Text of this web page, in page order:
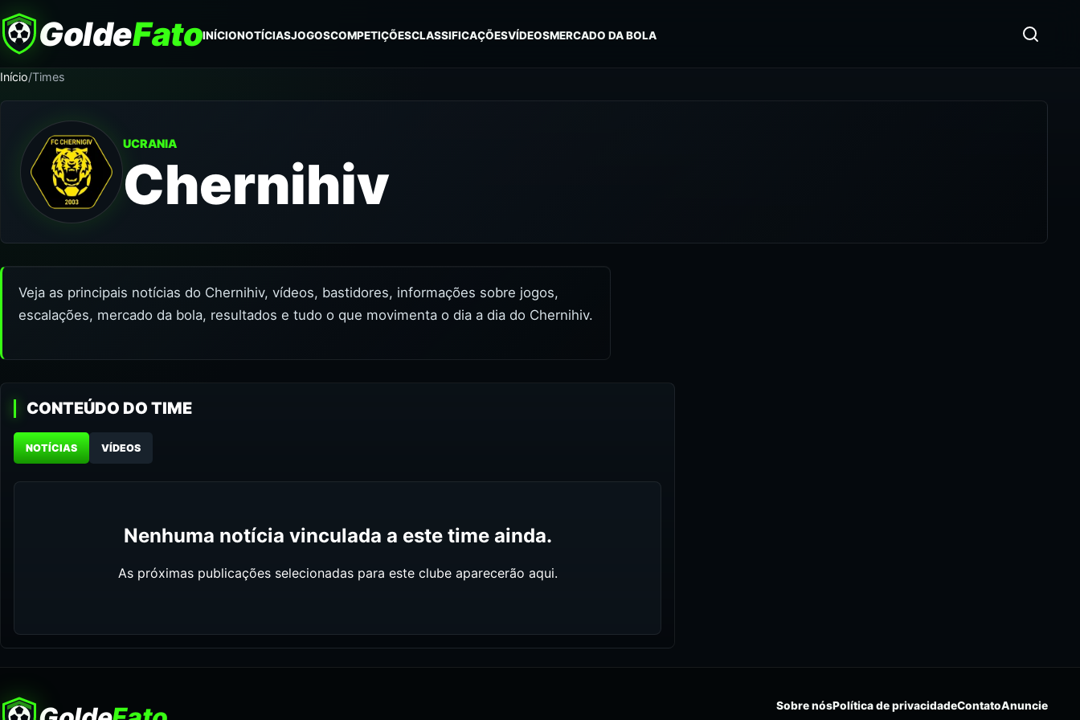
GoldeFatoINÍCIONOTÍCIASJOGOSCOMPETIÇÕESCLASSIFICAÇÕESVÍDEOSMERCADO DA BOLA
Início/Times
UCRANIA
Chernihiv
Veja as principais notícias do Chernihiv, vídeos, bastidores, informações sobre jogos,
escalações, mercado da bola, resultados e tudo o que movimenta o dia a dia do Chernihiv.
CONTEÚDO DO TIME
NOTÍCIAS VÍDEOS
Nenhuma notícia vinculada a este time ainda.
As próximas publicações selecionadas para este clube aparecerão aqui.
Sobre nósPolítica de privacidadeContatoAnuncie